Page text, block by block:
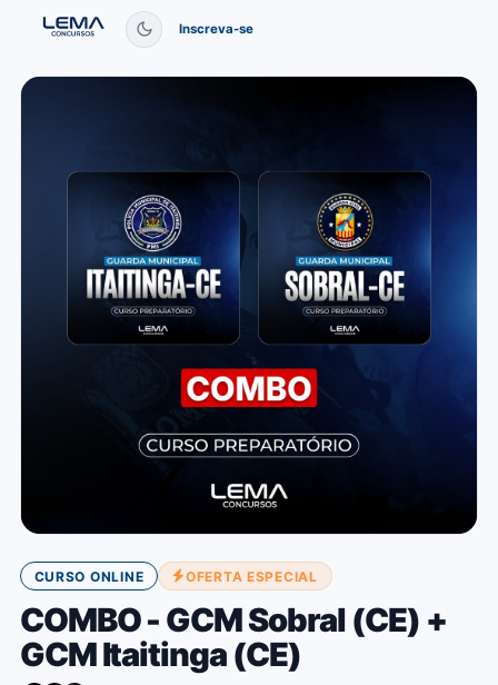
Inscreva-se
CURSO ONLINE OFERTA ESPECIAL
COMBO - GCM Sobral (CE) +
GCM Itaitinga (CE)